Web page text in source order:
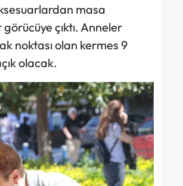
masa
çıktı. Anneler
noktası olan kermes 9
olacak.